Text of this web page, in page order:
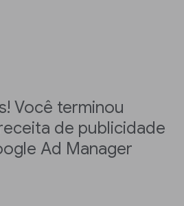
Você terminou
de publicidade
Ad Manager